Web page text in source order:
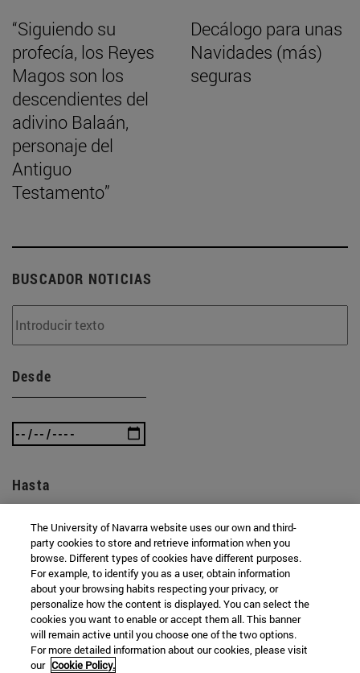
“Siguiendo su
profecía, los Reyes
Magos son los
descendientes del
adivino Balaán,
personaje del
Antiguo
Testamento”
Decálogo para unas
Navidades (más)
seguras
BUSCADOR NOTICIAS
Desde
Hasta
BUSCAR
The University of Navarra website uses our own and third-
party cookies to store and retrieve information when you
browse. Different types of cookies have different purposes.
For example, to identify you as a user, obtain information
about your browsing habits respecting your privacy, or
personalize how the content is displayed. You can select the
cookies you want to enable or accept them all. This banner
will remain active until you choose one of the two options.
For more detailed information about our cookies, please visit
our Cookie Policy.